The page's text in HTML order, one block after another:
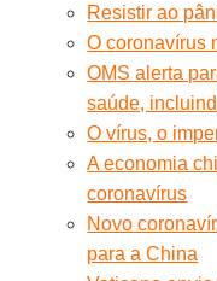
Resistir ao
O coronavírus
OMS alerta
saúde,
O vírus, o
A economia
coronavírus
Novo
para a China